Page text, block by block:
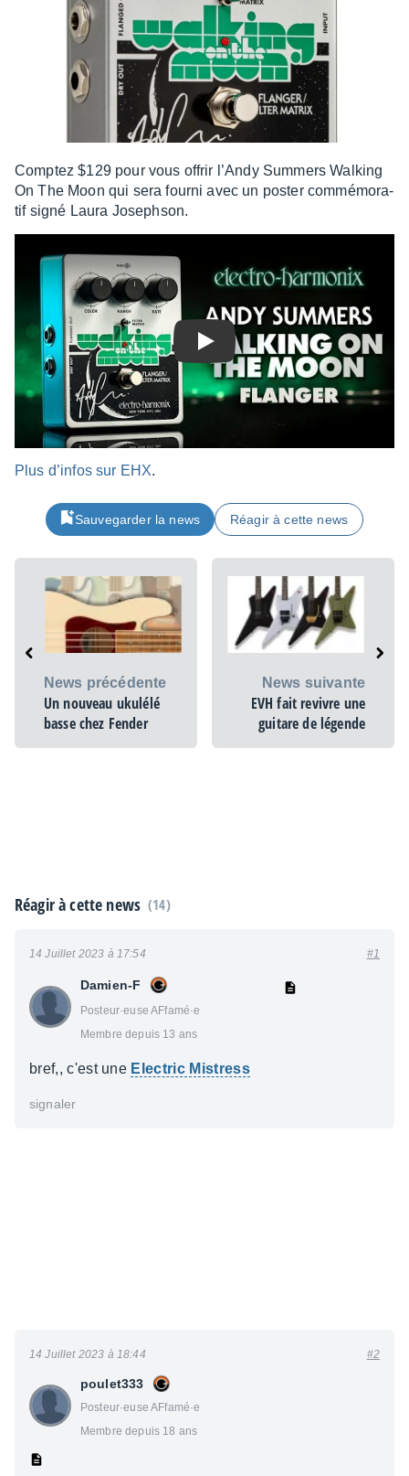
Comp­tez $129 pour vous offrir l’Andy Summers Walking
On The Moon qui sera fourni avec un poster commé­mo­ra­
tif signé Laura Joseph­son.
Play
Plus d’in­fos sur EHX.
Sauvegarder la news Réagir à cette news
News précédente
Un nouveau ukulélé
basse chez Fender
News suivante
EVH fait revivre une
guitare de légende
Réagir à cette news (14)
Damien-F
Posteur·euse AFfamé·e
Membre depuis 13 ans
14 Juillet 2023 à 17:54 #1
bref,, c'est une Electric Mistress
signaler
poulet333
Posteur·euse AFfamé·e
Membre depuis 18 ans
14 Juillet 2023 à 18:44 #2